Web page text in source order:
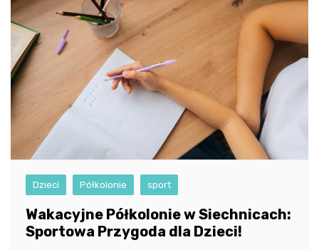
Dzieci Półkolonie sport
Wakacyjne Półkolonie w Siechnicach:
Sportowa Przygoda dla Dzieci!